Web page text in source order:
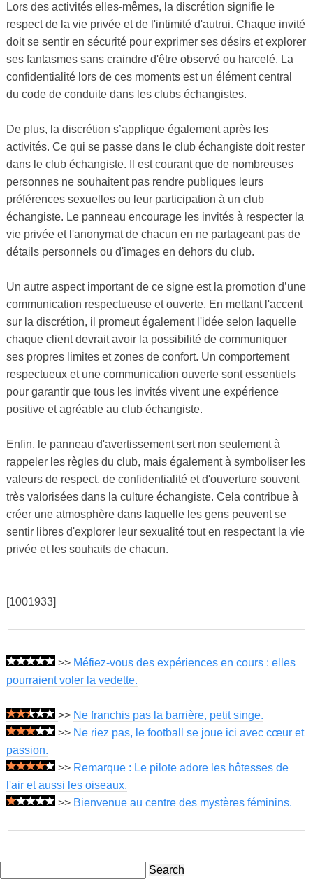
Lors des activités elles-mêmes, la discrétion signifie le
respect de la vie privée et de l'intimité d'autrui. Chaque invité
doit se sentir en sécurité pour exprimer ses désirs et explorer
ses fantasmes sans craindre d'être observé ou harcelé. La
confidentialité lors de ces moments est un élément central
du code de conduite dans les clubs échangistes.
De plus, la discrétion s’applique également après les
activités. Ce qui se passe dans le club échangiste doit rester
dans le club échangiste. Il est courant que de nombreuses
personnes ne souhaitent pas rendre publiques leurs
préférences sexuelles ou leur participation à un club
échangiste. Le panneau encourage les invités à respecter la
vie privée et l'anonymat de chacun en ne partageant pas de
détails personnels ou d'images en dehors du club.
Un autre aspect important de ce signe est la promotion d’une
communication respectueuse et ouverte. En mettant l'accent
sur la discrétion, il promeut également l'idée selon laquelle
chaque client devrait avoir la possibilité de communiquer
ses propres limites et zones de confort. Un comportement
respectueux et une communication ouverte sont essentiels
pour garantir que tous les invités vivent une expérience
positive et agréable au club échangiste.
Enfin, le panneau d'avertissement sert non seulement à
rappeler les règles du club, mais également à symboliser les
valeurs de respect, de confidentialité et d'ouverture souvent
très valorisées dans la culture échangiste. Cela contribue à
créer une atmosphère dans laquelle les gens peuvent se
sentir libres d'explorer leur sexualité tout en respectant la vie
privée et les souhaits de chacun.
[1001933]
>> Méfiez-vous des expériences en cours : elles
pourraient voler la vedette.
>> Ne franchis pas la barrière, petit singe.
>> Ne riez pas, le football se joue ici avec cœur et
passion.
>> Remarque : Le pilote adore les hôtesses de
l'air et aussi les oiseaux.
>> Bienvenue au centre des mystères féminins.
Search